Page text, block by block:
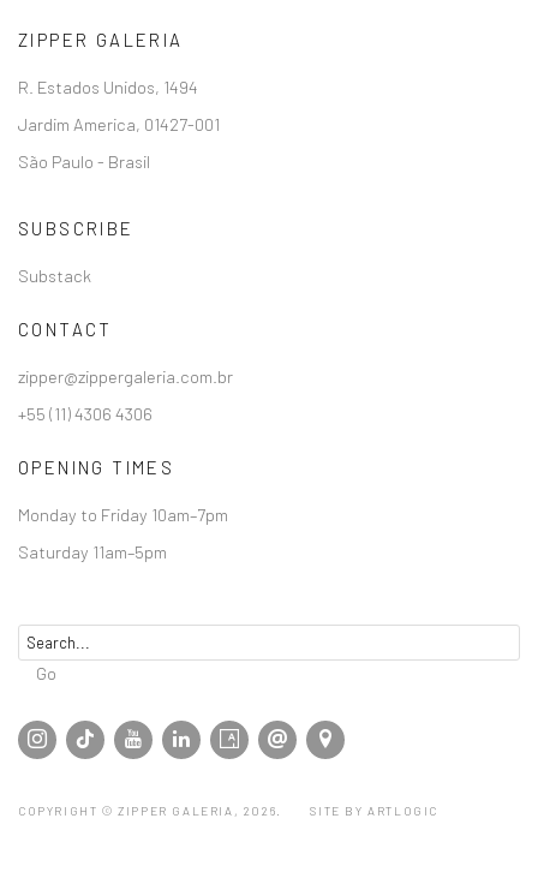
ZIPPER GALERIA
R. Estados Unidos, 1494
Jardim America, 01427-001
São Paulo - Brasil
SUBSCRIBE
Substack
CONTACT
zipper@zippergaleria.com.br
+55 (11) 4306 4306
OPENING TIMES
Monday to Friday 10am–7pm
Saturday 11am–5pm
Go
COPYRIGHT © ZIPPER GALERIA, 2026. SITE BY ARTLOGIC